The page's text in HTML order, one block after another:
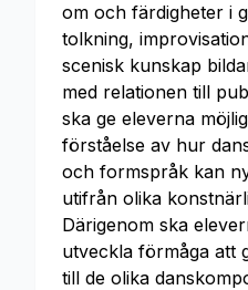
om och färdigheter i
tolkning,
scenisk kunskap
med relationen till
ska ge eleverna
förståelse av hur
och formspråk kan
utifrån olika
Därigenom ska
utveckla förmåga att
till de olika